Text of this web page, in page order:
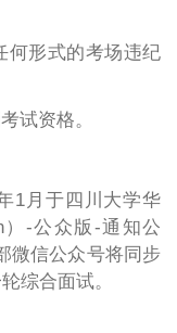
形式的考场违纪
试资格。
1月于四川大学华
）-公众版-通知公
微信公众号将同步
综合面试。